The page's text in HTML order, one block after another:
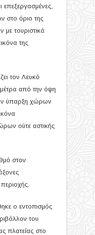
επεξεργασμένες,
στο όριο της
τουριστικά
της
τον Λευκό
από την όψη
ύπαρξη χώρων
ούτε αστικής
στον
ο εντοπισμός
του
πλατείας στο